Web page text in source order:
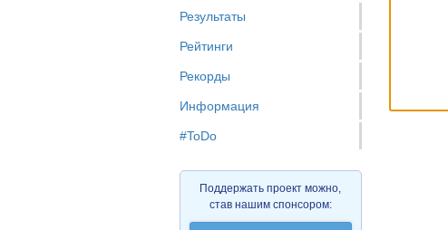
Результаты
Рейтинги
Рекорды
Информация
#ToDo
Поддержать проект можно,
став нашим спонсором: